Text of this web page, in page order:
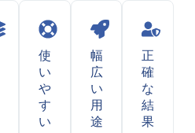
使
い
や
す
い
幅
広
い
用
途
正
確
な
結
果